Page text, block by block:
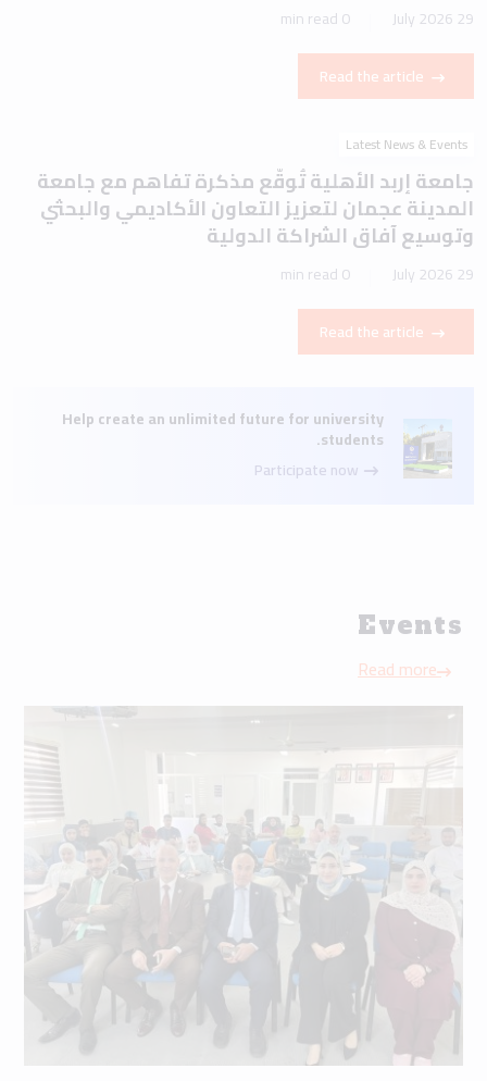
29 July 2026
0 min read
Read the article
Latest News & Events
جامعة إربد الأهلية تُوقّع مذكرة تفاهم مع جامعة
المدينة عجمان لتعزيز التعاون الأكاديمي والبحثي
وتوسيع آفاق الشراكة الدولية
29 July 2026
0 min read
Read the article
Help create an unlimited future for university
students.
Participate now
Events
Read more